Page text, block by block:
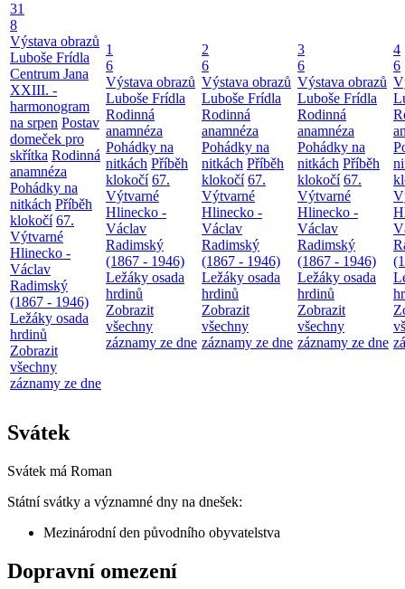
31
8
Výstava obrazů
Luboše Frídla
Centrum Jana
XXIII. -
harmonogram
na srpen Postav
domeček pro
skřítka Rodinná
anamnéza
Pohádky na
nitkách Příběh
klokočí 67.
Výtvarné
Hlinecko -
Václav
Radimský
(1867 - 1946)
Ležáky osada
hrdinů
Zobrazit
všechny
záznamy ze dne
1
6
Výstava obrazů
Luboše Frídla
Rodinná
anamnéza
Pohádky na
nitkách Příběh
klokočí 67.
Výtvarné
Hlinecko -
Václav
Radimský
(1867 - 1946)
Ležáky osada
hrdinů
Zobrazit
všechny
záznamy ze dne
2
6
Výstava obrazů
Luboše Frídla
Rodinná
anamnéza
Pohádky na
nitkách Příběh
klokočí 67.
Výtvarné
Hlinecko -
Václav
Radimský
(1867 - 1946)
Ležáky osada
hrdinů
Zobrazit
všechny
záznamy ze dne
3
6
Výstava obrazů
Luboše Frídla
Rodinná
anamnéza
Pohádky na
nitkách Příběh
klokočí 67.
Výtvarné
Hlinecko -
Václav
Radimský
(1867 - 1946)
Ležáky osada
hrdinů
Zobrazit
všechny
záznamy ze dne
4
6
Svátek
Svátek má Roman
Státní svátky a významné dny na dnešek:
Mezinárodní den původního obyvatelstva
Dopravní omezení